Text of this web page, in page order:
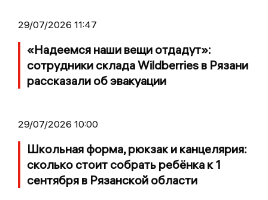
29/07/2026 11:47
«Надеемся наши вещи отдадут»:
сотрудники склада Wildberries в Рязани
рассказали об эвакуации
29/07/2026 10:00
Школьная форма, рюкзак и канцелярия:
сколько стоит собрать ребёнка к 1
сентября в Рязанской области